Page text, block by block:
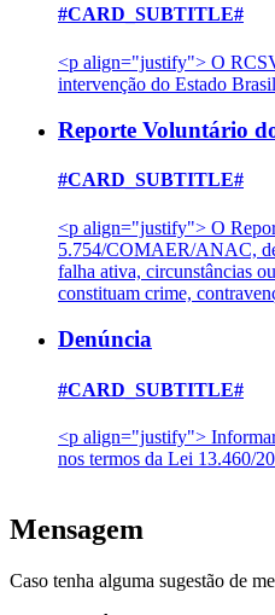
#CARD_SUBTITLE#
<p align="justify"> O RCSV
intervenção do Estado
Reporte Voluntário
#CARD_SUBTITLE#
<p align="justify"> O
5.754/COMAER/ANAC, de
falha ativa, circunstâncias
constituam crime,
Denúncia
#CARD_SUBTITLE#
<p align="justify"> Informar
nos termos da Lei 13.460/
Mensagem
Caso tenha alguma sugestão de